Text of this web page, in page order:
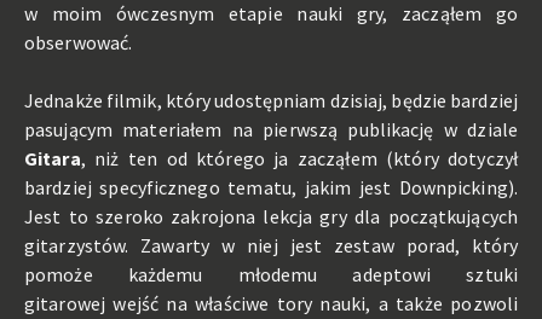
w moim ówczesnym etapie nauki gry, zacząłem go
obserwować.
Jednakże filmik, który udostępniam dzisiaj, będzie bardziej
pasującym materiałem na pierwszą publikację w dziale
Gitara, niż ten od którego ja zacząłem (który dotyczył
bardziej specyficznego tematu, jakim jest Downpicking).
Jest to szeroko zakrojona lekcja gry dla początkujących
gitarzystów. Zawarty w niej jest zestaw porad, który
pomoże każdemu młodemu adeptowi sztuki
gitarowej wejść na właściwe tory nauki, a także pozwoli